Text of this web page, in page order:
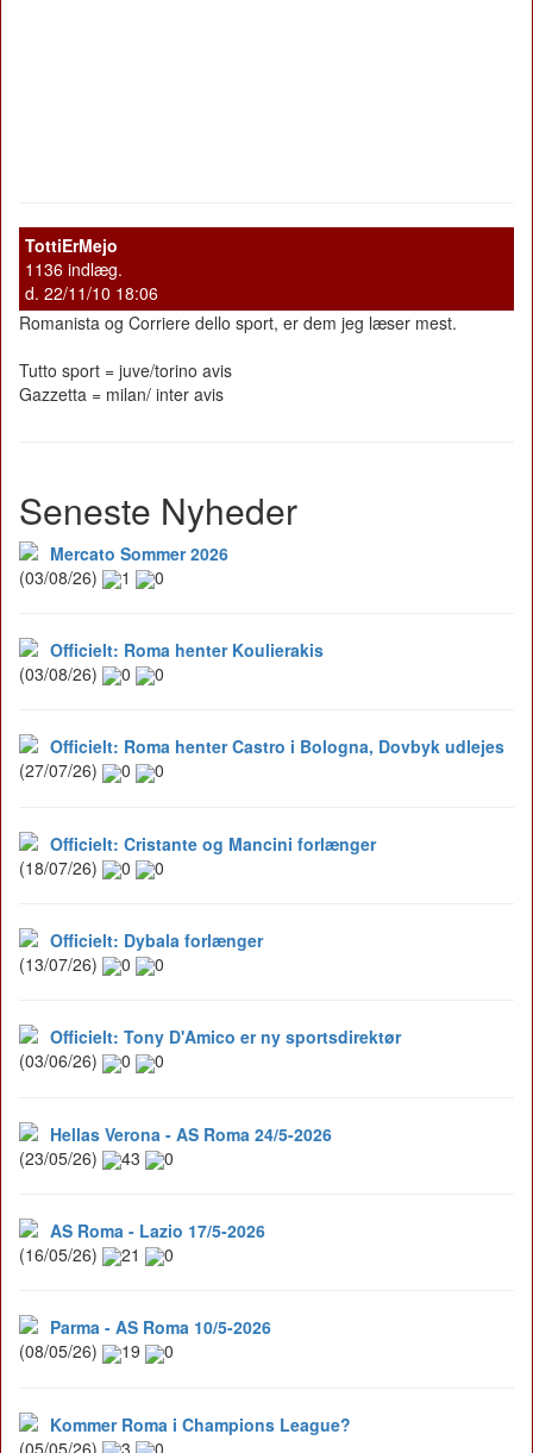
TottiErMejo
1136 indlæg.
d. 22/11/10 18:06
Romanista og Corriere dello sport, er dem jeg læser mest.
Tutto sport = juve/torino avis
Gazzetta = milan/ inter avis
Seneste Nyheder
Mercato Sommer 2026
(03/08/26)
1 0
Officielt: Roma henter Koulierakis
(03/08/26)
0 0
Officielt: Roma henter Castro i Bologna, Dovbyk udlejes
(27/07/26)
0 0
Officielt: Cristante og Mancini forlænger
(18/07/26)
0 0
Officielt: Dybala forlænger
(13/07/26)
0 0
Officielt: Tony D'Amico er ny sportsdirektør
(03/06/26)
0 0
Hellas Verona - AS Roma 24/5-2026
(23/05/26)
43 0
AS Roma - Lazio 17/5-2026
(16/05/26)
21 0
Parma - AS Roma 10/5-2026
(08/05/26)
19 0
Kommer Roma i Champions League?
(05/05/26)
3 0